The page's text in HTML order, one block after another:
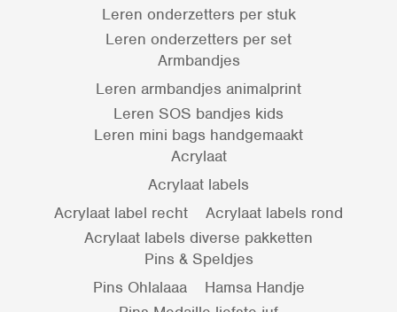
Leren onderzetters per stuk
Leren onderzetters per set
Armbandjes
Leren armbandjes animalprint
Leren SOS bandjes kids
Leren mini bags handgemaakt
Acrylaat
Acrylaat labels
Acrylaat label recht
Acrylaat labels rond
Acrylaat labels diverse pakketten
Pins & Speldjes
Pins Ohlalaaa
Hamsa Handje